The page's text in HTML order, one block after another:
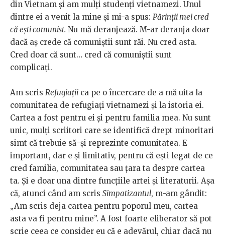
din Vietnam și am mulți studenți vietnamezi. Unul
dintre ei a venit la mine și mi-a spus: Părinții mei cred
că ești comunist. Nu mă deranjează. M-ar deranja doar
dacă aș crede că comuniștii sunt răi. Nu cred asta.
Cred doar că sunt… cred că comuniștii sunt
complicați.
Am scris Refugiații ca pe o încercare de a mă uita la
comunitatea de refugiați vietnamezi și la istoria ei.
Cartea a fost pentru ei și pentru familia mea. Nu sunt
unic, mulți scriitori care se identifică drept minoritari
simt că trebuie să-și reprezinte comunitatea. E
important, dar e și limitativ, pentru că ești legat de ce
cred familia, comunitatea sau țara ta despre cartea
ta. Și e doar una dintre funcțiile artei și literaturii. Așa
că, atunci când am scris Simpatizantul, m-am gândit:
„Am scris deja cartea pentru poporul meu, cartea
asta va fi pentru mine”. A fost foarte eliberator să pot
scrie ceea ce consider eu că e adevărul, chiar dacă nu